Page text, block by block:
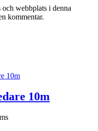
och webbplats i denna
kommentar.
10m